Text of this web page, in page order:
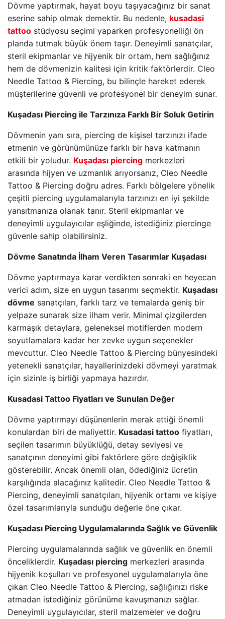
Dövme yaptırmak, hayat boyu taşıyacağınız bir sanat
eserine sahip olmak demektir. Bu nedenle, kusadasi
tattoo stüdyosu seçimi yaparken profesyonelliği ön
planda tutmak büyük önem taşır. Deneyimli sanatçılar,
steril ekipmanlar ve hijyenik bir ortam, hem sağlığınız
hem de dövmenizin kalitesi için kritik faktörlerdir. Cleo
Needle Tattoo & Piercing, bu bilinçle hareket ederek
müşterilerine güvenli ve profesyonel bir deneyim sunar.
Kuşadası Piercing ile Tarzınıza Farklı Bir Soluk Getirin
Dövmenin yanı sıra, piercing de kişisel tarzınızı ifade
etmenin ve görünümünüze farklı bir hava katmanın
etkili bir yoludur. Kuşadası piercing merkezleri
arasında hijyen ve uzmanlık arıyorsanız, Cleo Needle
Tattoo & Piercing doğru adres. Farklı bölgelere yönelik
çeşitli piercing uygulamalarıyla tarzınızı en iyi şekilde
yansıtmanıza olanak tanır. Steril ekipmanlar ve
deneyimli uygulayıcılar eşliğinde, istediğiniz piercinge
güvenle sahip olabilirsiniz.
Dövme Sanatında İlham Veren Tasarımlar Kuşadası
Dövme yaptırmaya karar verdikten sonraki en heyecan
verici adım, size en uygun tasarımı seçmektir. Kuşadası
dövme sanatçıları, farklı tarz ve temalarda geniş bir
yelpaze sunarak size ilham verir. Minimal çizgilerden
karmaşık detaylara, geleneksel motiflerden modern
soyutlamalara kadar her zevke uygun seçenekler
mevcuttur. Cleo Needle Tattoo & Piercing bünyesindeki
yetenekli sanatçılar, hayallerinizdeki dövmeyi yaratmak
için sizinle iş birliği yapmaya hazırdır.
Kusadasi Tattoo Fiyatları ve Sunulan Değer
Dövme yaptırmayı düşünenlerin merak ettiği önemli
konulardan biri de maliyettir. Kusadasi tattoo fiyatları,
seçilen tasarımın büyüklüğü, detay seviyesi ve
sanatçının deneyimi gibi faktörlere göre değişiklik
gösterebilir. Ancak önemli olan, ödediğiniz ücretin
karşılığında alacağınız kalitedir. Cleo Needle Tattoo &
Piercing, deneyimli sanatçıları, hijyenik ortamı ve kişiye
özel tasarımlarıyla sunduğu değerle öne çıkar.
Kuşadası Piercing Uygulamalarında Sağlık ve Güvenlik
Piercing uygulamalarında sağlık ve güvenlik en önemli
önceliklerdir. Kuşadası piercing merkezleri arasında
hijyenik koşulları ve profesyonel uygulamalarıyla öne
çıkan Cleo Needle Tattoo & Piercing, sağlığınızı riske
atmadan istediğiniz görünüme kavuşmanızı sağlar.
Deneyimli uygulayıcılar, steril malzemeler ve doğru